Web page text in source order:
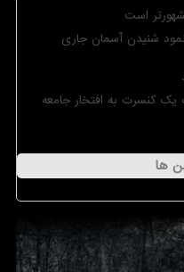
است
شنیدن آسمان جاری
یک کنسرت به افتخار جامعه
ها